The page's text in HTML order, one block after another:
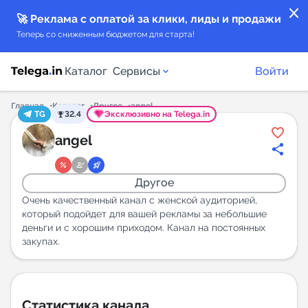
close
🚀 Реклама с оплатой за клики, лиды и продажи
Теперь со сниженным бюджетом для старта!
Каталог Сервисы
Каталог каналов
Каталог ботов
Горящие предложения
Индекс читаемости каналов в Telegram
New
Войти
Главная Каталог Другое
angel
TG
32.4 Эксклюзивно на Telega.in
angel
Другое
Очень качественный канал с женской аудиторией,
который подойдет для вашей рекламы за небольшие
деньги и с хорошим приходом. Канал на постоянных
закупах.